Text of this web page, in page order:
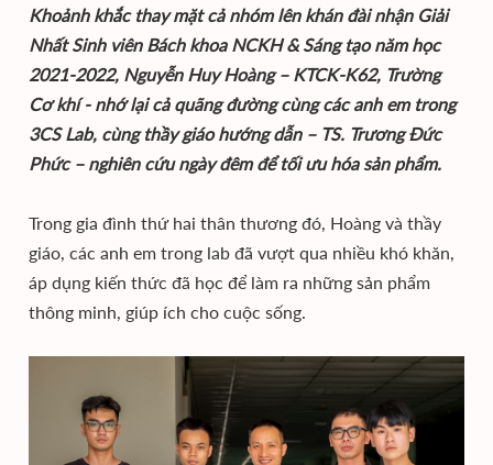
Khoảnh khắc thay mặt cả nhóm lên khán đài nhận Giải
Nhất Sinh viên Bách khoa NCKH & Sáng tạo năm học
2021-2022, Nguyễn Huy Hoàng – KTCK-K62, Trường
Cơ khí - nhớ lại cả quãng đường cùng các anh em trong
3CS Lab, cùng thầy giáo hướng dẫn – TS. Trương Đức
Phức – nghiên cứu ngày đêm để tối ưu hóa sản phẩm.
Trong gia đình thứ hai thân thương đó, Hoàng và thầy
giáo, các anh em trong lab đã vượt qua nhiều khó khăn,
áp dụng kiến thức đã học để làm ra những sản phẩm
thông minh, giúp ích cho cuộc sống.